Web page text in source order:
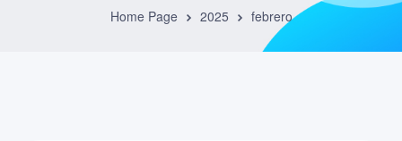
Home Page 2025 febrero